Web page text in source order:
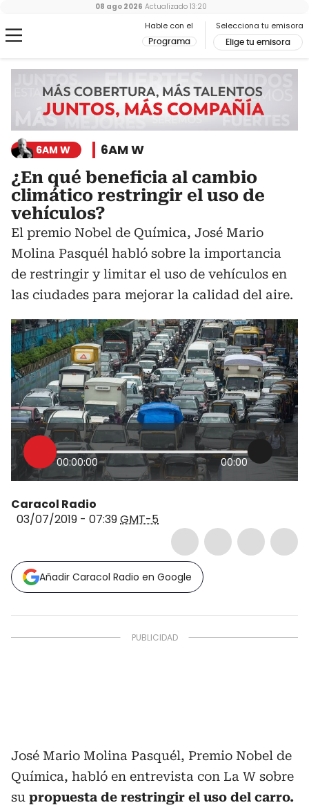
Hable con el
Programa
Selecciona tu emisora
Elige tu emisora
08 ago 2026 Actualizado 13:20
6AM W 6AM W
¿En qué beneficia al cambio
climático restringir el uso de
vehículos?
El premio Nobel de Química, José Mario
Molina Pasquél habló sobre la importancia
de restringir y limitar el uso de vehículos en
las ciudades para mejorar la calidad del aire.
00:00:00 00:00
Caracol Radio
03/07/2019 - 07:39GMT-5
Añadir Caracol Radio en Google
José Mario Molina Pasquél, Premio Nobel de
Química, habló en entrevista con La W sobre
su propuesta de restringir el uso del carro.